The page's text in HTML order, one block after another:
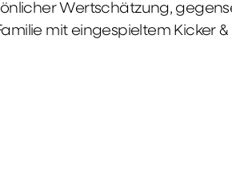
Wertschätzung,
mit eingespieltem Kicker